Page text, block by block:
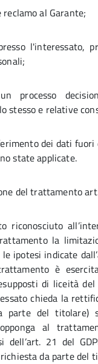
al Garante;
l'interessato,
processo
stesso e relative
dei dati fuori
state applicate.
del trattamento
riconosciuto
la
ipotesi indicate
è
di liceità
chieda la
parte del titolare)
al
dell’art. 21 del
da parte del